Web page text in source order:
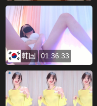
韩国 01:36:33